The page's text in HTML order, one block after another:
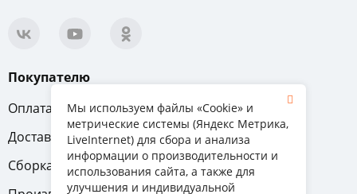
Покупателю
Оплата
Вопрос-ответ
Доставка
Обмен и возврат
Сборка
Гарантия
Мы используем файлы «Cookie» и
метрические системы (Яндекс Метрика,
LiveInternet) для сбора и анализа
информации о производительности и
использования сайта, а также для
улучшения и индивидуальной